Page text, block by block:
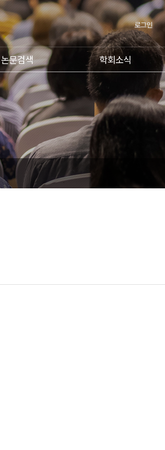
로그인
논문검색 학회소식